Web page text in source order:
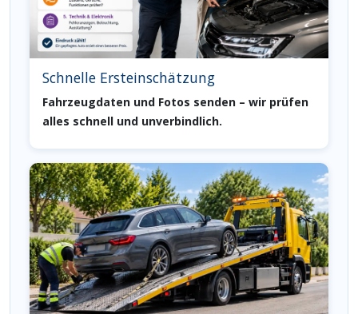
Schnelle Ersteinschätzung
Fahrzeugdaten und Fotos senden – wir prüfen
alles schnell und unverbindlich.